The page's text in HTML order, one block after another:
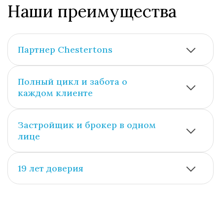
Наши преимущества
Партнер Chestertons
Полный цикл и забота о
каждом клиенте
Застройщик и брокер в одном
лице
19 лет доверия